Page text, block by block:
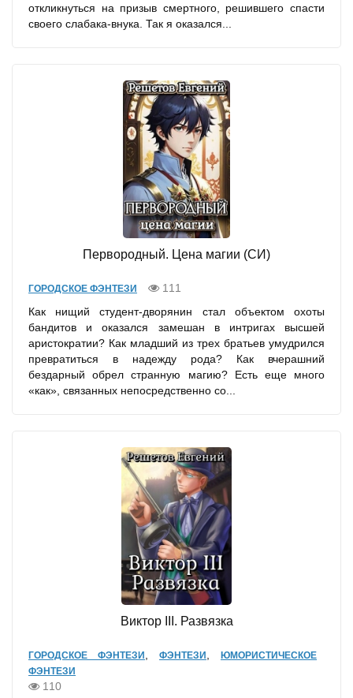
откликнуться на призыв смертного, решившего спасти
своего слабака-внука. Так я оказался...
Первородный. Цена магии (СИ)
ГОРОДСКОЕ ФЭНТЕЗИ
111
Как нищий студент-дворянин стал объектом охоты
бандитов и оказался замешан в интригах высшей
аристократии? Как младший из трех братьев умудрился
превратиться в надежду рода? Как вчерашний
бездарный обрел странную магию? Есть еще много
«как», связанных непосредственно со...
Виктор III. Развязка
ГОРОДСКОЕ ФЭНТЕЗИ ФЭНТЕЗИ
ЮМОРИСТИЧЕСКОЕ
ФЭНТЕЗИ
110